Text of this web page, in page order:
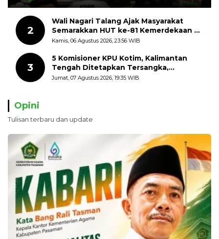
2
Wali Nagari Talang Ajak Masyarakat
Semarakkan HUT ke-81 Kemerdekaan RI
dengan Mengibarkan Bendera Merah
Kamis, 06 Agustus 2026, 23:56 WIB
3
5 Komisioner KPU Kotim, Kalimantan
Tengah Ditetapkan Tersangka,
Kerugian Negara ditaksir 10 Milyard
Jumat, 07 Agustus 2026, 19:35 WIB
Opini
Tulisan terbaru dan update